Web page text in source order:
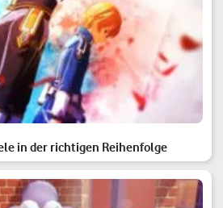
in der richtigen Reihenfolge